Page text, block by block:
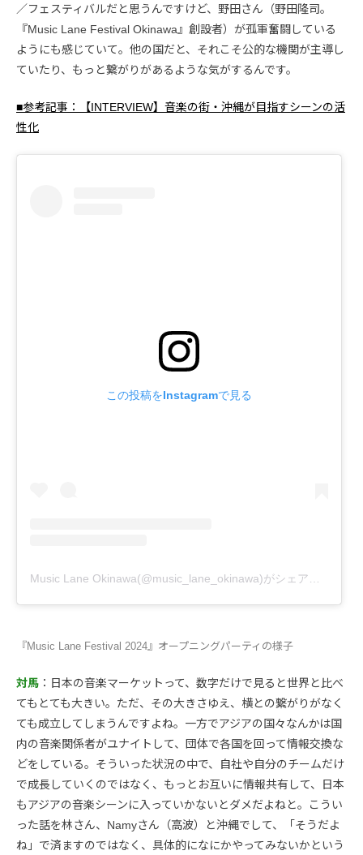
／フェスティバルだと思うんですけど、野田さん（野田隆司。
『Music Lane Festival Okinawa』創設者）が孤軍奮闘している
ようにも感じていて。他の国だと、それこそ公的な機関が主導し
ていたり、もっと繋がりがあるような気がするんです。
■参考記事：【INTERVIEW】音楽の街・沖縄が目指すシーンの活
性化
この投稿をInstagramで見る
Music Lane Okinawa(@music_lane_okinawa)がシェアした投稿
『Music Lane Festival 2024』オープニングパーティの様子
対馬 ：日本の音楽マーケットって、数字だけで見ると世界と比べ
てもとても大きい。ただ、その大きさゆえ、横との繋がりがなく
ても成立してしまうんですよね。一方でアジアの国々なんかは国
内の音楽関係者がユナイトして、団体で各国を回って情報交換な
どをしている。そういった状況の中で、自社や自分のチームだけ
で成長していくのではなく、もっとお互いに情報共有して、日本
もアジアの音楽シーンに入っていかないとダメだよねと。こうい
った話を林さん、Namyさん（高波）と沖縄でして、「そうだよ
ね」で済ますのではなく、具体的になにかやってみないかという